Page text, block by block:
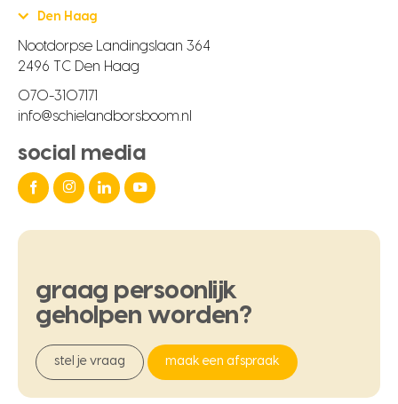
Den Haag
Nootdorpse Landingslaan 364
2496 TC Den Haag
070-3107171
info@schielandborsboom.nl
social media
graag persoonlijk
geholpen worden?
stel je vraag maak een afspraak